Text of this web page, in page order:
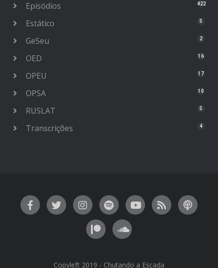
Episódios 422
Estático 5
GeSeu 2
OED 16
OPEU 17
OPSA 10
RUSLAT 5
Transcrições 4
Copyleft 2019 - Chutando a Escada